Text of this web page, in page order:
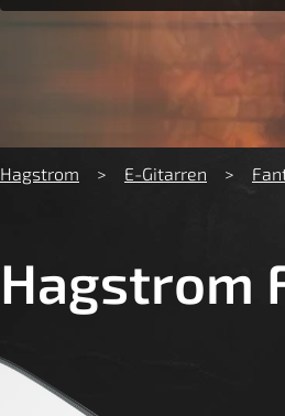
Hagstrom E-Gitarren
Hagstrom